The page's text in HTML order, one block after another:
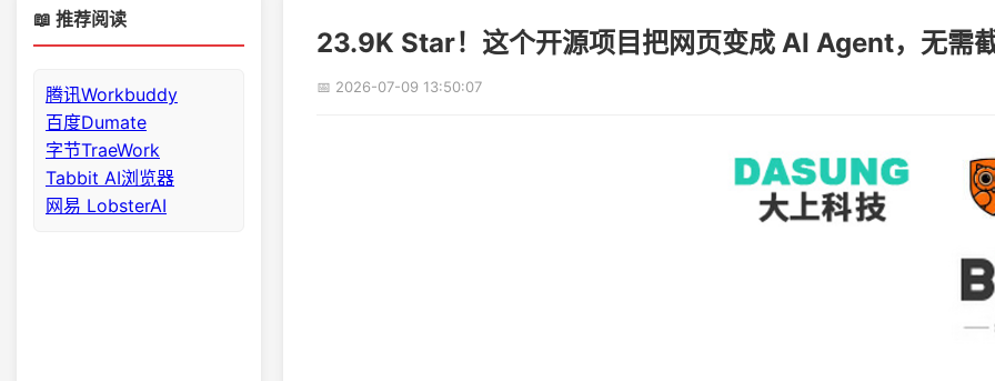
📖 推荐阅读
腾讯Workbuddy
百度Dumate
字节TraeWork
Tabbit AI浏览器
网易 LobsterAI
23.9K Star！这个开源项目把网页变成 AI Agent，无需
📅 2026-07-09 13:50:07